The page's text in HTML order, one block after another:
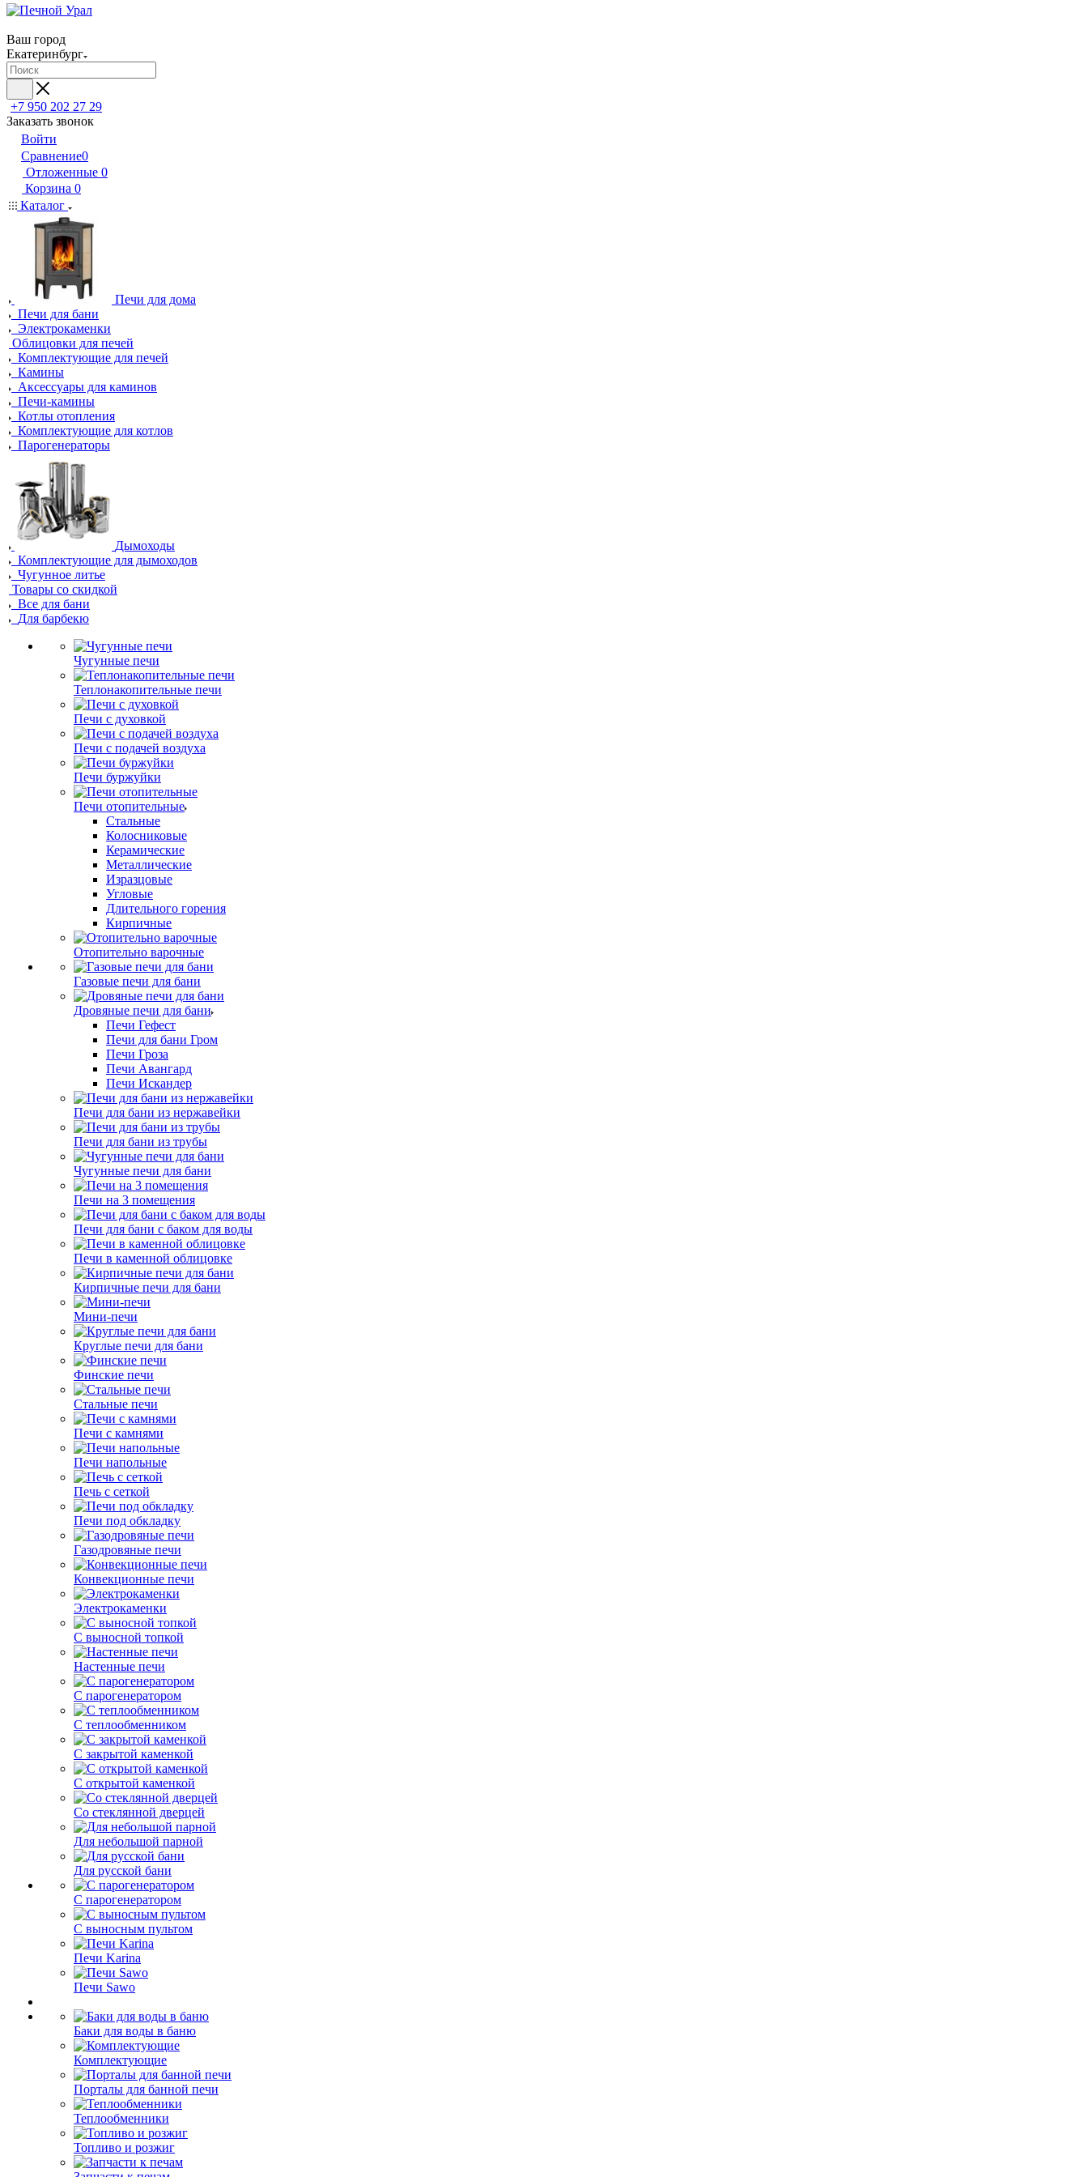
Ваш город
Екатеринбург
+7 950 202 27 29
Заказать звонок
Войти
Сравнение0
Отложенные 0
Корзина 0
Каталог
Печи для дома
Печи для бани
Электрокаменки
Облицовки для печей
Комплектующие для печей
Камины
Аксессуары для каминов
Печи-камины
Котлы отопления
Комплектующие для котлов
Парогенераторы
Дымоходы
Комплектующие для дымоходов
Чугунное литье
Товары со скидкой
Все для бани
Для барбекю
Чугунные печи
Теплонакопительные печи
Печи с духовкой
Печи с подачей воздуха
Печи буржуйки
Печи отопительные
Стальные
Колосниковые
Керамические
Металлические
Изразцовые
Угловые
Длительного горения
Кирпичные
Отопительно варочные
Газовые печи для бани
Дровяные печи для бани
Печи Гефест
Печи для бани Гром
Печи Гроза
Печи Авангард
Печи Искандер
Печи для бани из нержавейки
Печи для бани из трубы
Чугунные печи для бани
Печи на 3 помещения
Печи для бани с баком для воды
Печи в каменной облицовке
Кирпичные печи для бани
Мини-печи
Круглые печи для бани
Финские печи
Стальные печи
Печи с камнями
Печи напольные
Печь с сеткой
Печи под обкладку
Газодровяные печи
Конвекционные печи
Электрокаменки
С выносной топкой
Настенные печи
С парогенератором
С теплообменником
С закрытой каменкой
С открытой каменкой
Со стеклянной дверцей
Для небольшой парной
Для русской бани
С парогенератором
С выносным пультом
Печи Karina
Печи Sawo
Баки для воды в баню
Комплектующие
Порталы для банной печи
Теплообменники
Топливо и розжиг